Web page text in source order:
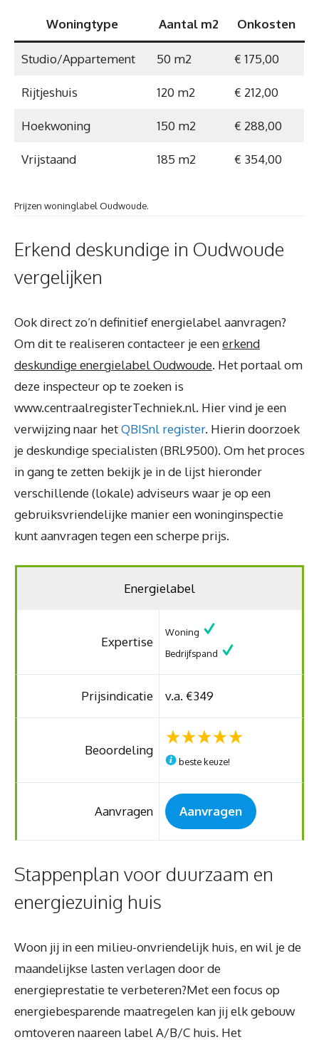
Woningtype Aantal m2 Onkosten
Studio/Appartement 50 m2 € 175,00
Rijtjeshuis 120 m2 € 212,00
Hoekwoning 150 m2 € 288,00
Vrijstaand 185 m2 € 354,00
Prijzen woninglabel Oudwoude.
Erkend deskundige in Oudwoude
vergelijken
Ook direct zo’n definitief energielabel aanvragen?
Om dit te realiseren contacteer je eenerkend
deskundige energielabel Oudwoude. Het portaal om
deze inspecteur op te zoeken is
www.centraalregisterTechniek.nl. Hier vind je een
verwijzing naar hetQBISnl register. Hierin doorzoek
je deskundige specialisten (BRL9500). Om het proces
in gang te zetten bekijk je in de lijst hieronder
verschillende (lokale) adviseurs waar je op een
gebruiksvriendelijke manier een woninginspectie
kunt aanvragen tegen een scherpe prijs.
Energielabel
Expertise
Woning
Bedrijfspand
Prijsindicatie v.a. €349
Beoordeling
beste keuze!
Aanvragen Aanvragen
Stappenplan voor duurzaam en
energiezuinig huis
Woon jij in een milieu-onvriendelijk huis, en wil je de
maandelijkse lasten verlagen door de
energieprestatie te verbeteren?Met een focus op
energiebesparende maatregelen kan jij elk gebouw
omtoveren naareen label A/B/C huis. Het